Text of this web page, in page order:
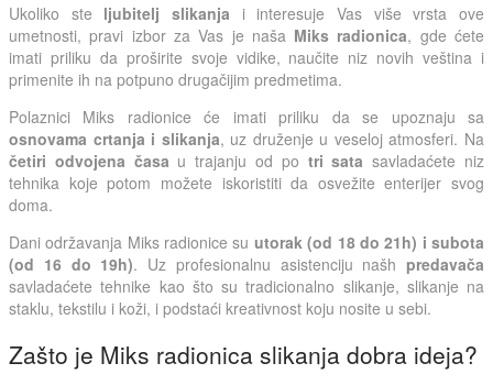
Ukoliko ste ljubitelj slikanja i interesuje Vas više vrsta ove
umetnosti, pravi izbor za Vas je naša Miks radionica, gde ćete
imati priliku da proširite svoje vidike, naučite niz novih veština i
primenite ih na potpuno drugačijim predmetima.
Polaznici Miks radionice će imati priliku da se upoznaju sa
osnovama crtanja i slikanja, uz druženje u veseloj atmosferi. Na
četiri odvojena časa u trajanju od po tri sata savladaćete niz
tehnika koje potom možete iskoristiti da osvežite enterijer svog
doma.
Dani održavanja Miks radionice su utorak (od 18 do 21h) i subota
(od 16 do 19h). Uz profesionalnu asistenciju našh predavača
savladaćete tehnike kao što su tradicionalno slikanje, slikanje na
staklu, tekstilu i koži, i podstaći kreativnost koju nosite u sebi.
Zašto je Miks radionica slikanja dobra ideja?